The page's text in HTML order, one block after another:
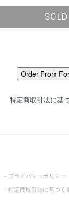
特定商取引法に基
プライバシーポリシー
特定商取引法に基づく